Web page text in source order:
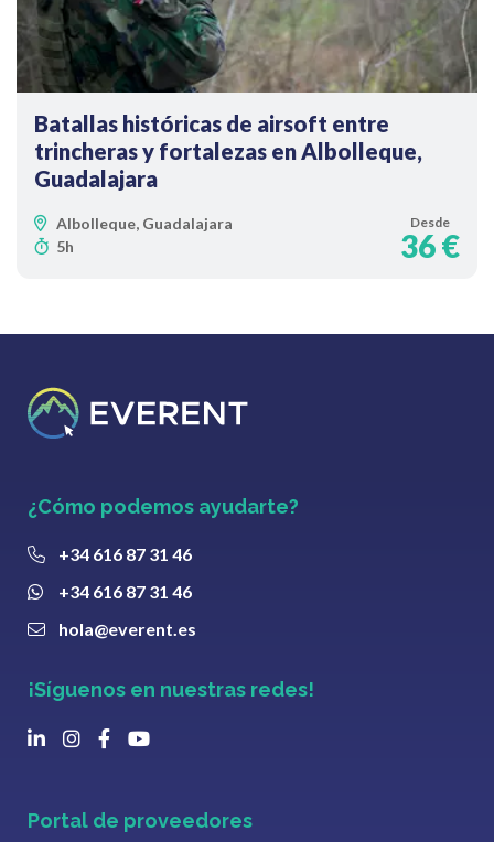
Batallas históricas de airsoft entre
trincheras y fortalezas en Albolleque,
Guadalajara
Albolleque, Guadalajara
5h
Desde
36 €
¿Cómo podemos ayudarte?
+34 616 87 31 46
+34 616 87 31 46
hola@everent.es
¡Síguenos en nuestras redes!
Portal de proveedores